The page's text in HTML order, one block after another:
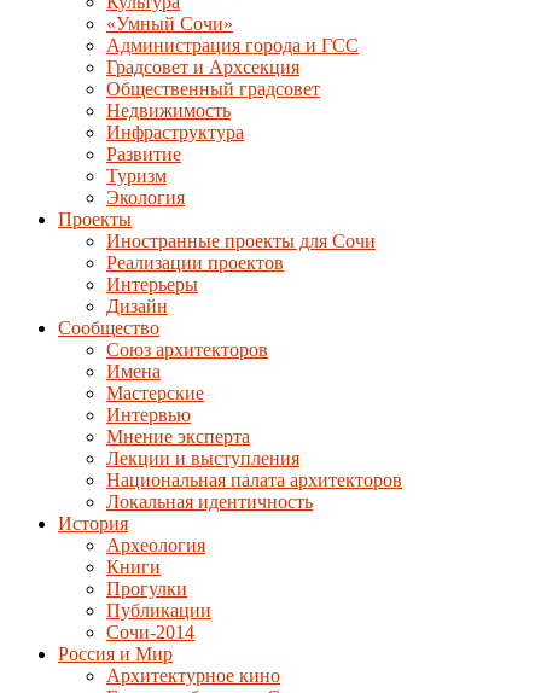
«Умный Сочи»
Администрация города и ГСС
Градсовет и Архсекция
Общественный градсовет
Недвижимость
Инфраструктура
Развитие
Туризм
Экология
Проекты
Иностранные проекты для Сочи
Реализации проектов
Интерьеры
Дизайн
Сообщество
Союз архитекторов
Имена
Мастерские
Интервью
Мнение эксперта
Лекции и выступления
Национальная палата архитекторов
Локальная идентичность
История
Археология
Книги
Прогулки
Публикации
Сочи-2014
Россия и Мир
Архитектурное кино